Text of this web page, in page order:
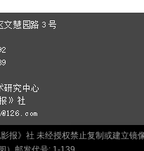
报》社 未经授权禁止复制或建立镜